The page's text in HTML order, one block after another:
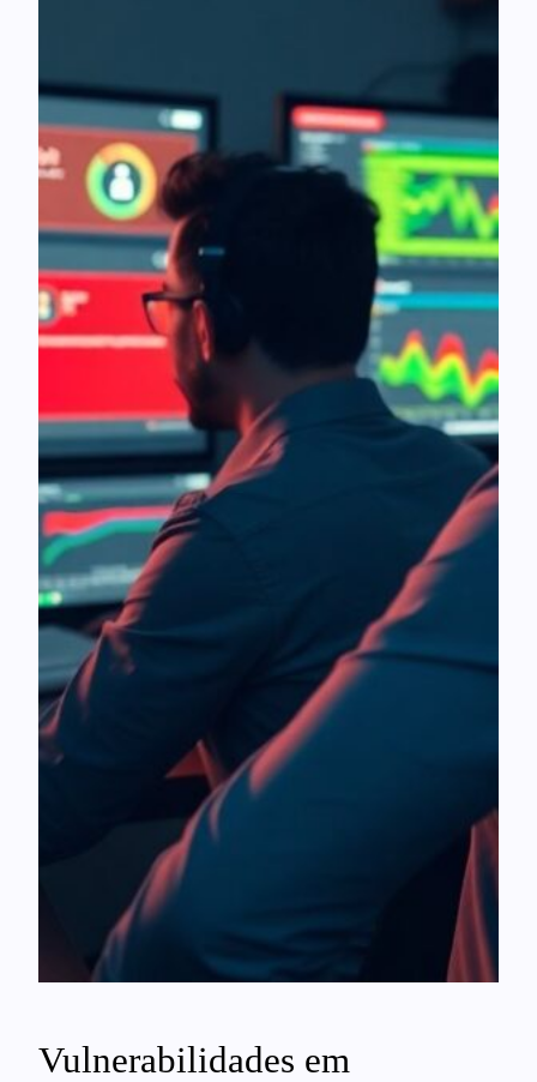
Vulnerabilidades em